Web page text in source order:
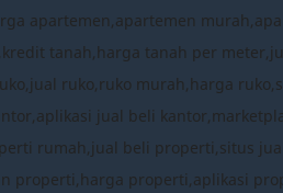
apartemen,apartemen
tanah,harga tanah per
ruko,ruko murah,harga
jual beli
rumah,jual beli properti,situs
properti,aplikasi